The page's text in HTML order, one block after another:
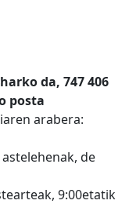
da, 747 406
posta
arabera:
de
9:00etatik